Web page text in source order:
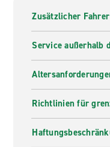
Zusätzlicher Fahrer
Service außerhalb
Richtlinien für